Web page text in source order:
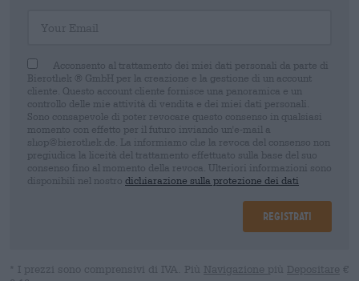
Acconsento al trattamento dei miei dati personali da parte di
Bierothek ® GmbH per la creazione e la gestione di un account
cliente. Questo account cliente fornisce una panoramica e un
controllo delle mie attività di vendita e dei miei dati personali.
Sono consapevole di poter revocare questo consenso in qualsiasi
momento con effetto per il futuro inviando un'e-mail a
shop@bierothek.de. La informiamo che la revoca del consenso non
pregiudica la liceità del trattamento effettuato sulla base del suo
consenso fino al momento della revoca. Ulteriori informazioni sono
disponibili nel nostro dichiarazione sulla protezione dei dati
Registrati
* I prezzi sono comprensivi di IVA. Più Navigazione più Depositare €